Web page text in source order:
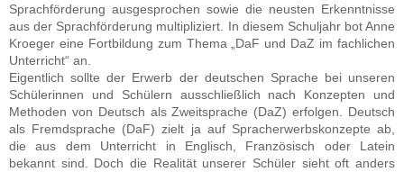
Sprachförderung ausgesprochen sowie die neusten Erkenntnisse
aus der Sprachförderung multipliziert. In diesem Schuljahr bot Anne
Kroeger eine Fortbildung zum Thema „DaF und DaZ im fachlichen
Unterricht“ an.
Eigentlich sollte der Erwerb der deutschen Sprache bei unseren
Schülerinnen und Schülern ausschließlich nach Konzepten und
Methoden von Deutsch als Zweitsprache (DaZ) erfolgen. Deutsch
als Fremdsprache (DaF) zielt ja auf Spracherwerbskonzepte ab,
die aus dem Unterricht in Englisch, Französisch oder Latein
bekannt sind. Doch die Realität unserer Schüler sieht oft anders